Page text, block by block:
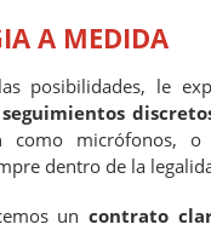
A MEDIDA
posibilidades, le
seguimientos
como micrófonos, o
dentro de la
un contrato